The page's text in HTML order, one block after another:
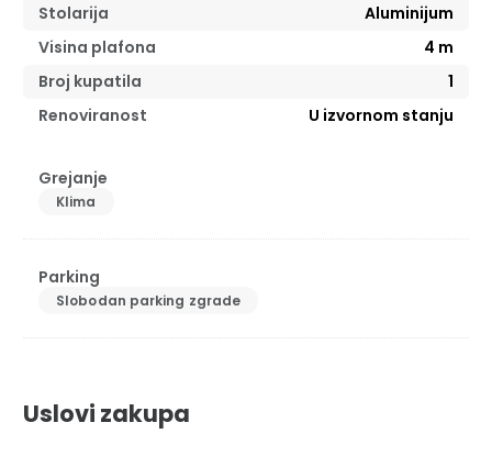
Stolarija
Aluminijum
Visina plafona
4 m
Broj kupatila
1
Renoviranost
U izvornom stanju
Grejanje
Klima
Parking
Slobodan parking zgrade
Uslovi zakupa